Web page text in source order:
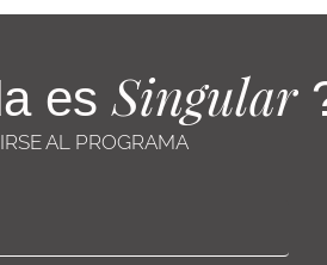
esSingular
AL PROGRAMA